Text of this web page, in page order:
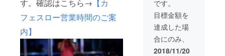
す。確認はこちら→ 【カ
フェスロー営業時間のご案
内】
亜利写真集『隣
人。 38度線の
北』1冊 初沢亜
利さんにサイン
をいただいた
『隣人。 38度線
の北』1冊をお送
です。
目標金額を
達成した場
合にのみ、
2018/11/20